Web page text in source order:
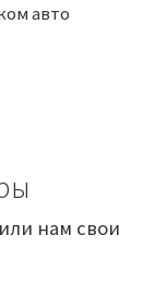
авто
нам свои